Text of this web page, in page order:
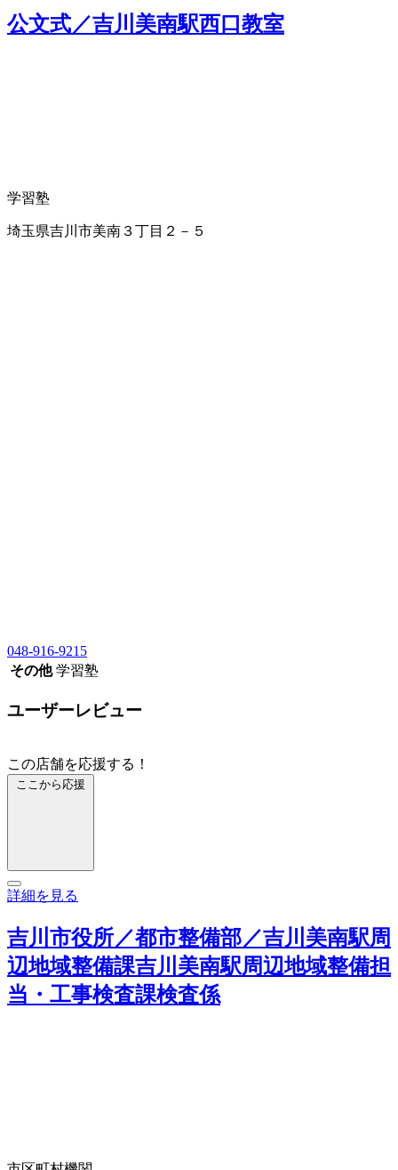
公文式／吉川美南駅西口教室
学習塾
埼玉県吉川市美南３丁目２－５
048-916-9215
その他 学習塾
ユーザーレビュー
この店舗を応援する！
ここから応援
詳細を見る
吉川市役所／都市整備部／吉川美南駅周
辺地域整備課吉川美南駅周辺地域整備担
当・工事検査課検査係